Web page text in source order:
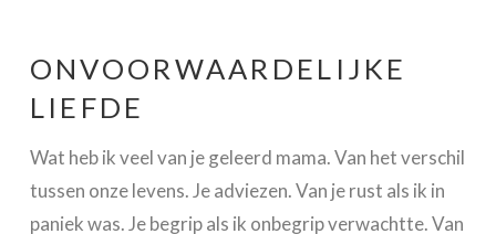
ONVOORWAARDELIJKE
LIEFDE
Wat heb ik veel van je geleerd mama. Van het verschil
tussen onze levens. Je adviezen. Van je rust als ik in
paniek was. Je begrip als ik onbegrip verwachtte. Van